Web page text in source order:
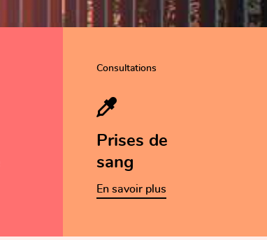
Consultations
Prises de
sang
En savoir plus